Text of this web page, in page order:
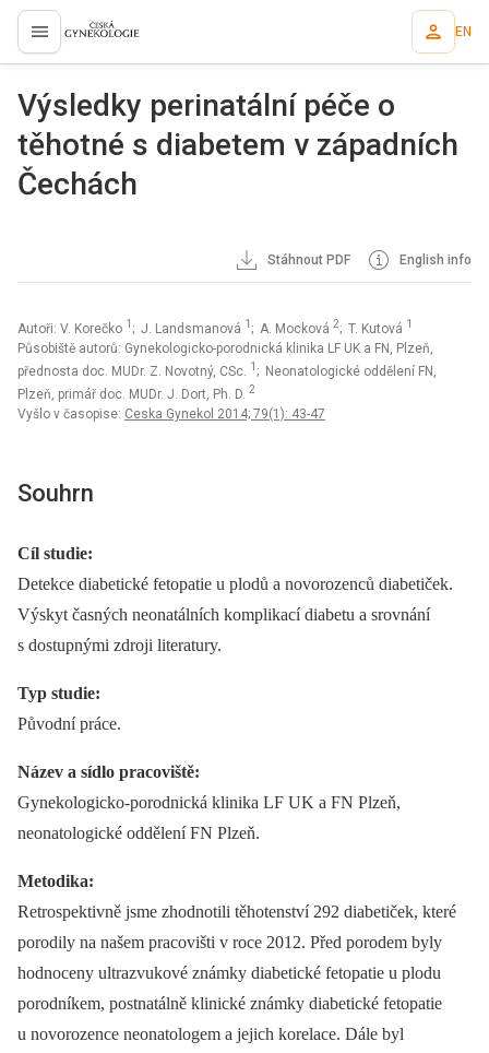
proLékaře.cz EN
Výsledky perinatální péče o
těhotné s diabetem v západních
Čechách
Stáhnout PDF English info
Autoři: V. Korečko 1 ; J. Landsmanová 1 ; A. Mocková 2; T. Kutová 1
Působiště autorů: Gynekologicko-porodnická klinika LF UK a FN, Plzeň,
přednosta doc. MUDr. Z. Novotný, CSc. 1 ; Neonatologické oddělení FN,
Plzeň, primář doc. MUDr. J. Dort, Ph. D. 2
Vyšlo v časopise: Ceska Gynekol 2014; 79(1): 43-47
Souhrn
Cíl studie:
Detekce diabetické fetopatie u plodů a novorozenců diabetiček.
Výskyt časných neonatálních komplikací diabetu a srovnání
s dostupnými zdroji literatury.
Typ studie:
Původní práce.
Název a sídlo pracoviště:
Gynekologicko-porodnická klinika LF UK a FN Plzeň,
neonatologické oddělení FN Plzeň.
Metodika:
Retrospektivně jsme zhodnotili těhotenství 292 diabetiček, které
porodily na našem pracovišti v roce 2012. Před porodem byly
hodnoceny ultrazvukové známky diabetické fetopatie u plodu
porodníkem, postnatálně klinické známky diabetické fetopatie
u novorozence neonatologem a jejich korelace. Dále byl